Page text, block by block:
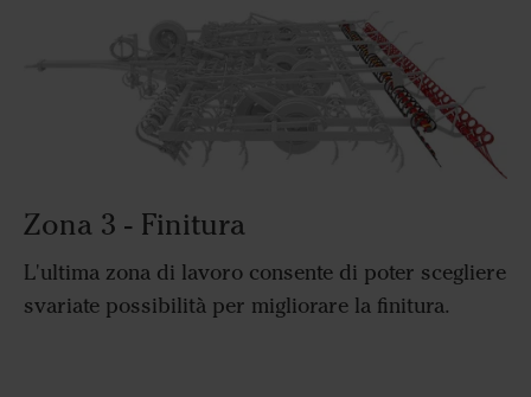
Zona 3 - Finitura
L'ultima zona di lavoro consente di poter scegliere
svariate possibilità per migliorare la finitura.